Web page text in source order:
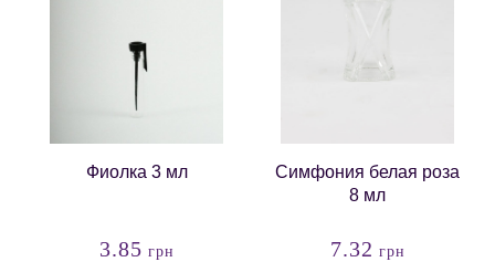
Фиолка 3 мл
3.85 грн
Симфония белая роза
8 мл
7.32 грн